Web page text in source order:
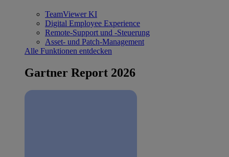
TeamViewer KI
Digital Employee Experience
Remote-Support und -Steuerung
Asset- und Patch-Management
Alle Funktionen entdecken
Gartner Report 2026